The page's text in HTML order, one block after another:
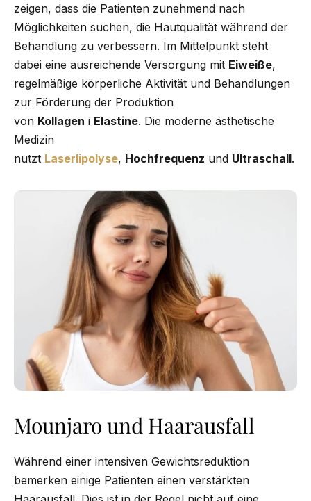
zeigen, dass die Patienten zunehmend nach
Möglichkeiten suchen, die Hautqualität während der
Behandlung zu verbessern. Im Mittelpunkt steht
dabei eine ausreichende Versorgung mit Eiweiße,
regelmäßige körperliche Aktivität und Behandlungen
zur Förderung der Produktion
von Kollagen i Elastine. Die moderne ästhetische
Medizin
nutzt Laserlipolyse, Hochfrequenz und Ultraschall.
Mounjaro und Haarausfall
Während einer intensiven Gewichtsreduktion
bemerken einige Patienten einen verstärkten